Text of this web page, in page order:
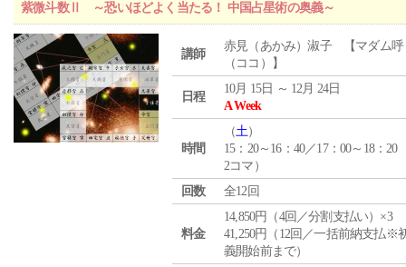
紫微斗数Ⅱ ～恐いほどよく当たる！ 中国占星術の奥義～
講師
赤見（あかみ）淑子 【マダム呼
（ココ）】
日程
10月 15日 ～ 12月 24日
A Week
時間
（土）
15：20～16：40／17：00～18：20
2コマ）
回数
全12回
料金
14,850円（4回／分割支払い）×3
41,250円（12回／一括前納支払※
義開始前まで）